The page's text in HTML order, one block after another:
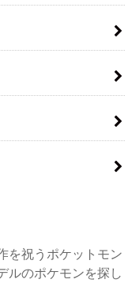
を祝うポケットモン
ルのポケモンを探し